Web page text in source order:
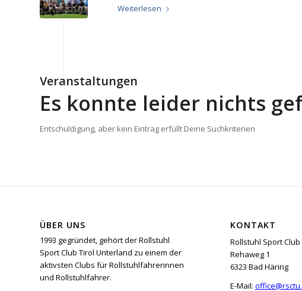
Weiterlesen
Veranstaltungen
Es konnte leider nichts
Entschuldigung, aber kein Eintrag erfüllt Deine Suchkriterien
ÜBER UNS
1993 gegründet, gehört der Rollstuhl
Sport Club Tirol Unterland zu einem der
aktivsten Clubs für Rollstuhlfahrerinnen
und Rollstuhlfahrer.
KONTAKT
Rollstuhl Sport
Rehaweg 1
6323 Bad Häring
E-Mail: